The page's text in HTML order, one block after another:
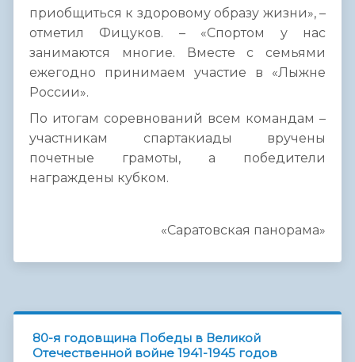
приобщиться к здоровому образу жизни», –
отметил Фицуков. – «Спортом у нас
занимаются многие. Вместе с семьями
ежегодно принимаем участие в «Лыжне
России».
По итогам соревнований всем командам –
участникам спартакиады вручены
почетные грамоты, а победители
награждены кубком.
«Саратовская панорама»
80-я годовщина Победы в Великой
Отечественной войне 1941-1945 годов